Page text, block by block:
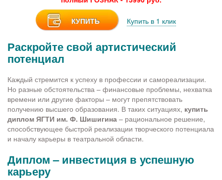
КУПИТЬ Купить в 1 клик
Раскройте свой артистический
потенциал
Каждый стремится к успеху в профессии и самореализации.
Но разные обстоятельства – финансовые проблемы, нехватка
времени или другие факторы – могут препятствовать
получению высшего образования. В таких ситуациях, купить
диплом ЯГТИ им. Ф. Шишигина – рациональное решение,
способствующее быстрой реализации творческого потенциала
и началу карьеры в театральной области.
Диплом – инвестиция в успешную
карьеру